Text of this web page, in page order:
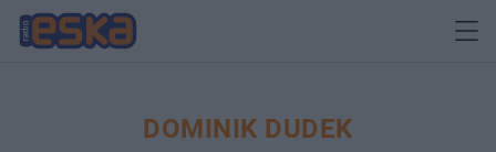
DOMINIK DUDEK